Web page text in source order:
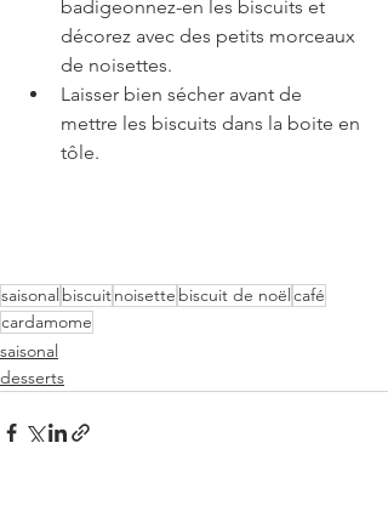
badigeonnez-en les biscuits et
décorez avec des petits morceaux
de noisettes.
Laisser bien sécher avant de
mettre les biscuits dans la boite en
tôle.
saisonal biscuitnoisette biscuit de noëlcafé
cardamome
saisonal
desserts